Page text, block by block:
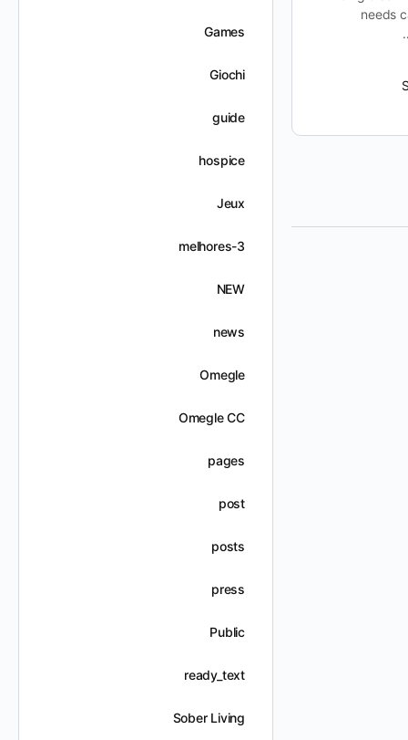
needs
businesses must prioritize customer
Pnrskter, a…
Games
Giochi
guide
hospice
Jeux
melhores-3
NEW
news
Omegle
Omegle CC
pages
post
posts
press
Public
ready_text
Sober Living